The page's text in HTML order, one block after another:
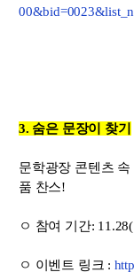
3. 숨은 문장이 찾기
문학광장 콘텐츠 속
품 찬스!
ㅇ 참여 기간:
ㅇ 이벤트 링크 :